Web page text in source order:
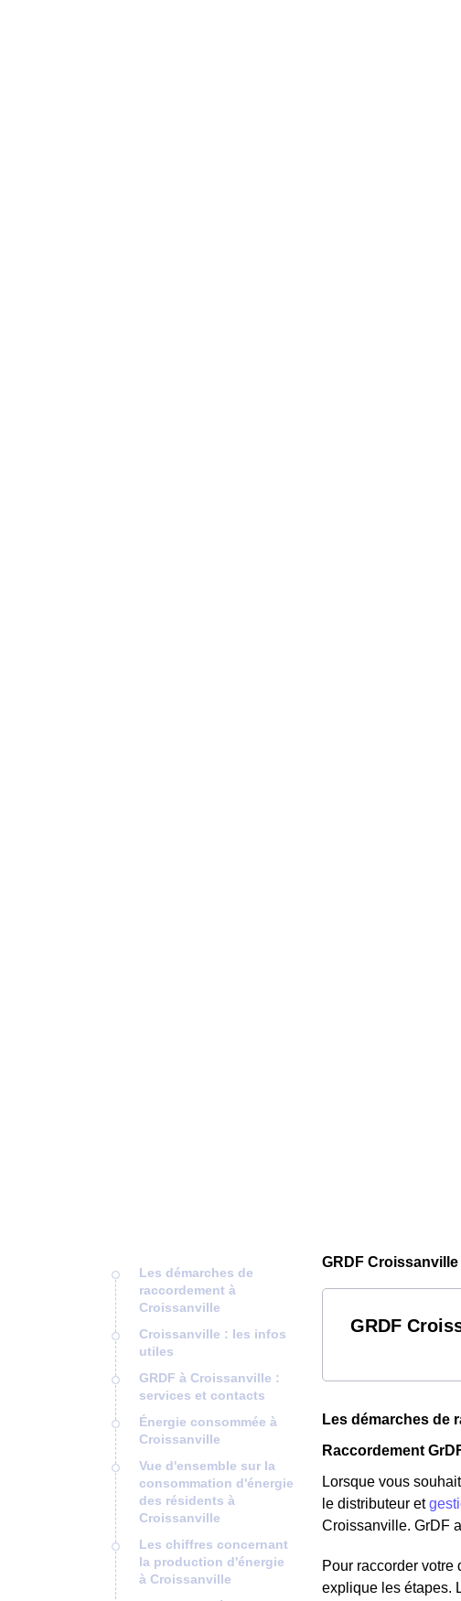
Les démarches de
raccordement à
Croissanville
Croissanville : les infos
utiles
GRDF à Croissanville :
services et contacts
Énergie consommée à
Croissanville
Vue d'ensemble sur la
consommation d'énergie
des résidents à
Croissanville
Les chiffres concernant
la production d'énergie
à Croissanville
GRDF Croissanville
GRDF
Les démarches de
Raccordement
Lorsque vous
le distributeur et
Croissanville. GrDF
Pour raccorder
explique les étapes.